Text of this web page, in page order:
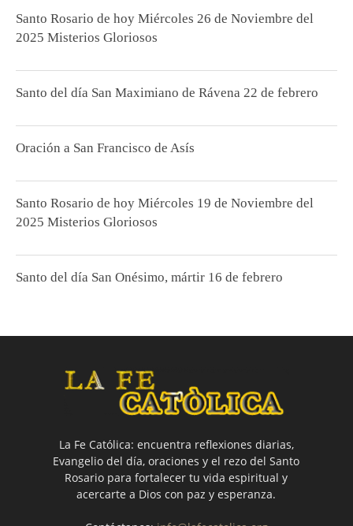
Santo Rosario de hoy Miércoles 26 de Noviembre del
2025 Misterios Gloriosos
Santo del día San Maximiano de Rávena 22 de febrero
Oración a San Francisco de Asís
Santo Rosario de hoy Miércoles 19 de Noviembre del
2025 Misterios Gloriosos
Santo del día San Onésimo, mártir 16 de febrero
La Fe Católica: encuentra reflexiones diarias,
Evangelio del día, oraciones y el rezo del Santo
Rosario para fortalecer tu vida espiritual y
acercarte a Dios con paz y esperanza.